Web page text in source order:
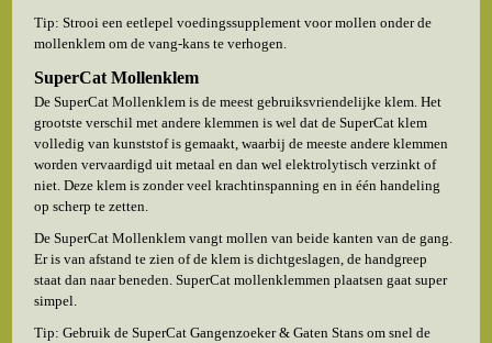
Tip: Strooi een eetlepel voedingssupplement voor mollen onder de
mollenklem om de vang-kans te verhogen.
SuperCat Mollenklem
De SuperCat Mollenklem is de meest gebruiksvriendelijke klem. Het
grootste verschil met andere klemmen is wel dat de SuperCat klem
volledig van kunststof is gemaakt, waarbij de meeste andere klemmen
worden vervaardigd uit metaal en dan wel elektrolytisch verzinkt of
niet. Deze klem is zonder veel krachtinspanning en in één handeling
op scherp te zetten.
De SuperCat Mollenklem vangt mollen van beide kanten van de gang.
Er is van afstand te zien of de klem is dichtgeslagen, de handgreep
staat dan naar beneden. SuperCat mollenklemmen plaatsen gaat super
simpel.
Tip: Gebruik de SuperCat Gangenzoeker & Gaten Stans om snel de